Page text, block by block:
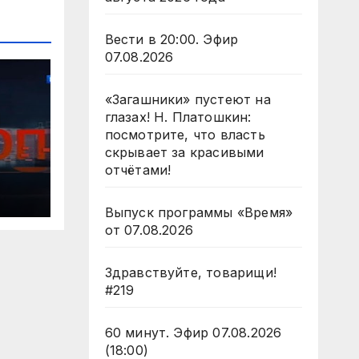
Вести в 20:00. Эфир
07.08.2026
«Загашники» пустеют на
глазах! Н. Платошкин:
посмотрите, что власть
скрывает за красивыми
отчётами!
Выпуск программы «Время»
от 07.08.2026
Здравствуйте, товарищи!
#219
60 минут. Эфир 07.08.2026
(18:00)